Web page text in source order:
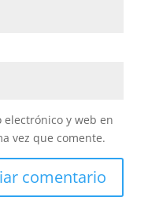
y web en
vez que comente.